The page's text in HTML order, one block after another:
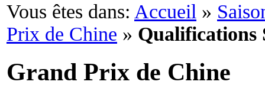
Vous êtes dans: Accueil »
Prix de Chine » Qualifications
Grand Prix de Chine